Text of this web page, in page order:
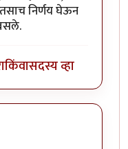
निर्णय घेऊन
किंवासदस्य व्हा